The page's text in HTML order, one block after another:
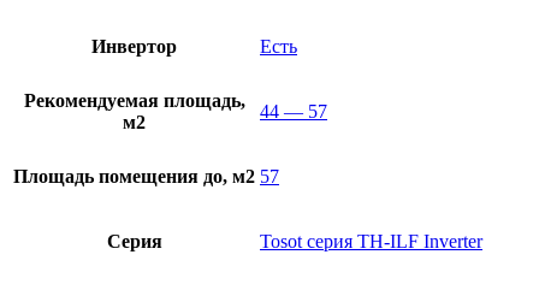
Инвертор Есть
Рекомендуемая площадь,
м2
44 — 57
Площадь помещения до, м2 57
Серия Tosot серия TH-ILF Inverter